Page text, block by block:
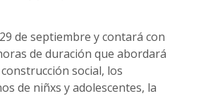
de septiembre y contará con
de duración que abordará
social, los
de niñxs y adolescentes, la